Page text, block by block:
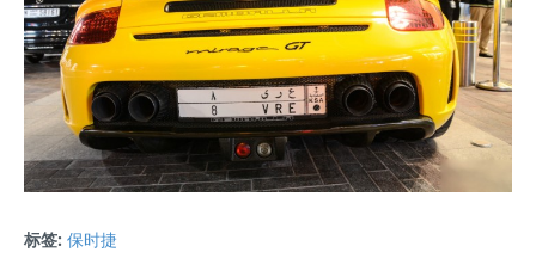
标签: 保时捷